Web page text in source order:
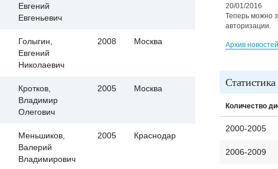
Евгений
Евгеньевич
Голыгин,
Евгений
Николаевич
2008 Москва
Кротков,
Владимир
Олегович
2005 Москва
Меньшиков,
Валерий
Владимирович
2005 Краснодар
20/01/2016
Теперь можно
авторизации.
Архив новостей
Количество
2000-2005
2006-2009